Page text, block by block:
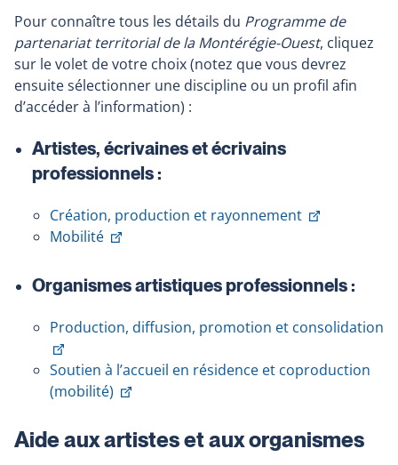
Pour connaître tous les détails du Programme de
partenariat territorial de la Montérégie-Ouest, cliquez
sur le volet de votre choix (notez que vous devrez
ensuite sélectionner une discipline ou un profil afin
d’accéder à l’information) :
Artistes, écrivaines et écrivains
professionnels :
Création, production et rayonnement
Ce
dans
nouvelle
Mobilité
Ce
s'ouvrira
une
fenêtre
Organismes artistiques professionnels :
Production, diffusion, promotion et consolidation
Ce
lien
s'ouvrira
une
Soutien à l’accueil en résidence et coproduction
(mobilité)
Ce
s'ouvrira
Aide aux artistes et aux organismes